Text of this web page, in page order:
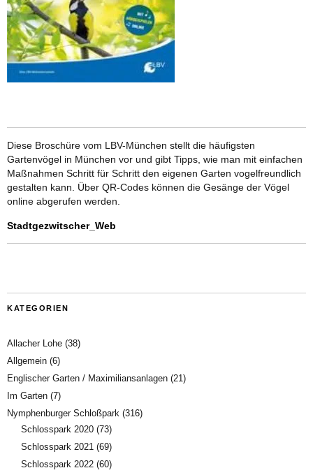
Diese Broschüre vom LBV-München stellt die häufigsten
Gartenvögel in München vor und gibt Tipps, wie man mit einfachen
Maßnahmen Schritt für Schritt den eigenen Garten vogelfreundlich
gestalten kann. Über QR-Codes können die Gesänge der Vögel
online abgerufen werden.
Stadtgezwitscher_Web
KATEGORIEN
Allacher Lohe (38)
Allgemein (6)
Englischer Garten / Maximiliansanlagen (21)
Im Garten (7)
Nymphenburger Schloßpark (316)
Schlosspark 2020 (73)
Schlosspark 2021 (69)
Schlosspark 2022 (60)